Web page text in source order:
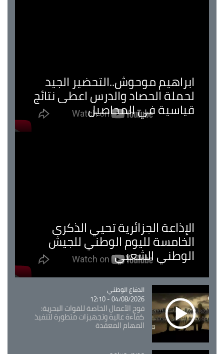
ابراهيم موحوش..التحضير الجيد
لحملة الحصاد والدرس اعطى نتائج
قياسية في المحاصيل
الإذاعة الجزائرية تحيي الذكرى
الخامسة لليوم الوطني للجيش
الوطني الشعبي
Catégorie
الدفاع الوطني
04/08/2026 - 12:10
فوج الأعمال الخاصة للقوات البحرية:
كفاءة عالية وتجهيزات متطورة لتنفيذ
المهام المعقدة